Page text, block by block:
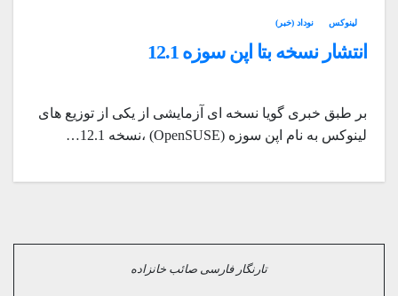
لینوکس نوداد (خبر)
انتشار نسخه بتا اپن سوزه 12.1
بر طبق خبری گویا نسخه ای آزمایشی از یکی از توزیع های
لینوکس به نام اپن سوزه (OpenSUSE) ،نسخه 12.1…
تارنگار فارسی صائب خانزاده